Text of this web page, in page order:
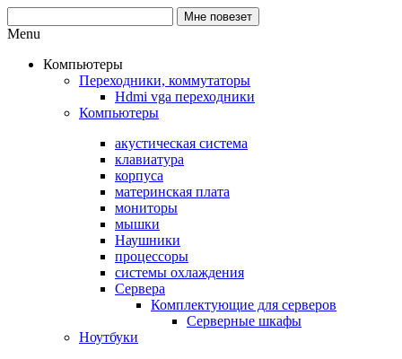
Menu
Компьютеры
Переходники, коммутаторы
Hdmi vga переходники
Компьютеры
акустическая система
клавиатура
корпуса
материнская плата
мониторы
мышки
Наушники
процессоры
системы охлаждения
Сервера
Комплектующие для серверов
Серверные шкафы
Ноутбуки